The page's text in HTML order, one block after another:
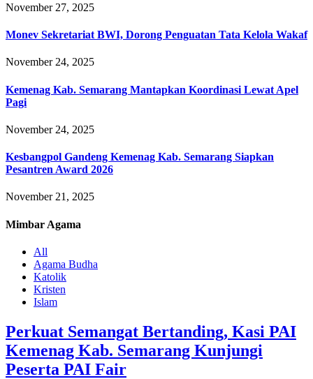
November 27, 2025
Monev Sekretariat BWI, Dorong Penguatan Tata Kelola Wakaf
November 24, 2025
Kemenag Kab. Semarang Mantapkan Koordinasi Lewat Apel
Pagi
November 24, 2025
Kesbangpol Gandeng Kemenag Kab. Semarang Siapkan
Pesantren Award 2026
November 21, 2025
Mimbar Agama
All
Agama Budha
Katolik
Kristen
Islam
Perkuat Semangat Bertanding, Kasi PAI
Kemenag Kab. Semarang Kunjungi
Peserta PAI Fair